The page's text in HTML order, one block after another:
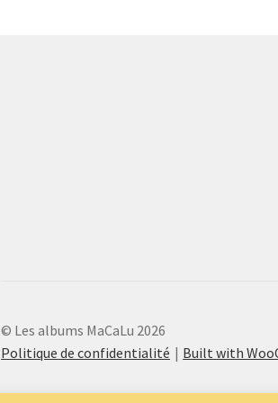
© Les albums MaCaLu 2026
Politique de confidentialité
Built with